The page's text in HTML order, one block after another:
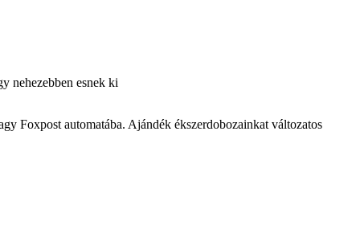
nehezebben esnek ki
Foxpost automatába. Ajándék ékszerdobozainkat változatos